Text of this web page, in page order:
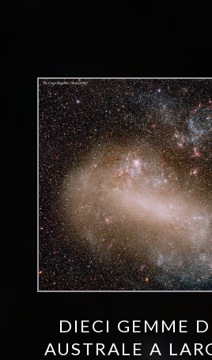
DIECI GEMME
AUSTRALE A